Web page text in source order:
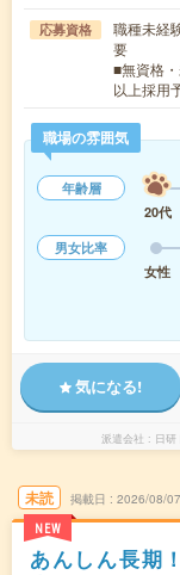
応募資格
職種未経
要
■無資格
以上採用
職場の雰囲気
年齢層
20代
男女比率
女性
気になる!
派遣会社 日
未読
NEW
掲載日 2026/08/07
あんしん長期